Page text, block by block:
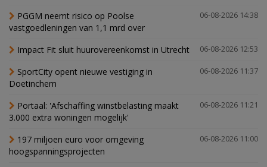
06-08-2026 14:38
PGGM neemt risico op Poolse
vastgoedleningen van 1,1 mrd over
06-08-2026 12:53
Impact Fit sluit huurovereenkomst in Utrecht
06-08-2026 11:37
SportCity opent nieuwe vestiging in
Doetinchem
06-08-2026 11:21
Portaal: 'Afschaffing winstbelasting maakt
3.000 extra woningen mogelijk'
06-08-2026 11:00
197 miljoen euro voor omgeving
hoogspanningsprojecten